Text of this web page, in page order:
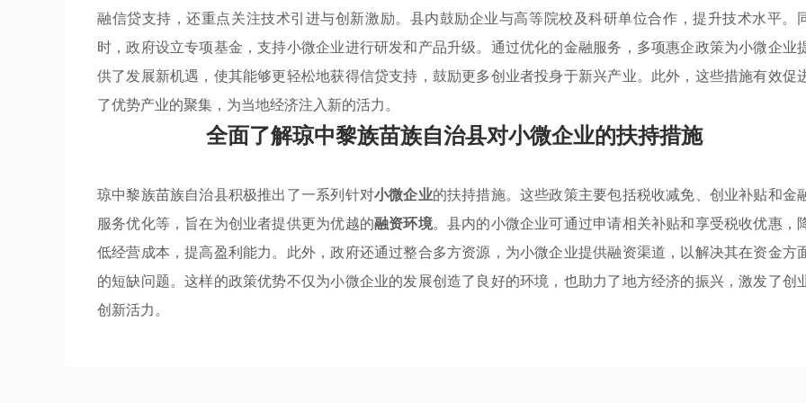
融信贷支持，还重点关注技术引进与创新激励。县内鼓励企业与高等院校及科研单位合作，提升技术水平。
时，政府设立专项基金，支持小微企业进行研发和产品升级。通过优化的金融服务，多项惠企政策为小微企业
供了发展新机遇，使其能够更轻松地获得信贷支持，鼓励更多创业者投身于新兴产业。此外，这些措施有效促
了优势产业的聚集，为当地经济注入新的活力。
全面了解琼中黎族苗族自治县对小微企业的扶持措施
琼中黎族苗族自治县积极推出了一系列针对小微企业的扶持措施。这些政策主要包括税收减免、创业补贴和金
服务优化等，旨在为创业者提供更为优越的融资环境。县内的小微企业可通过申请相关补贴和享受税收优惠，
低经营成本，提高盈利能力。此外，政府还通过整合多方资源，为小微企业提供融资渠道，以解决其在资金方
的短缺问题。这样的政策优势不仅为小微企业的发展创造了良好的环境，也助力了地方经济的振兴，激发了创
创新活力。